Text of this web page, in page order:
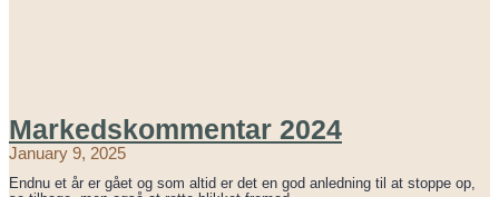
Markedskommentar 2024
January 9, 2025
Endnu et år er gået og som altid er det en god anledning til at stoppe op,